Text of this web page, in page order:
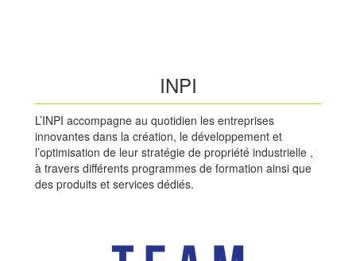
INPI
L’INPI accompagne au quotidien les entreprises
innovantes dans la création, le développement et
l’optimisation de leur stratégie de propriété industrielle ,
à travers différents programmes de formation ainsi que
des produits et services dédiés.